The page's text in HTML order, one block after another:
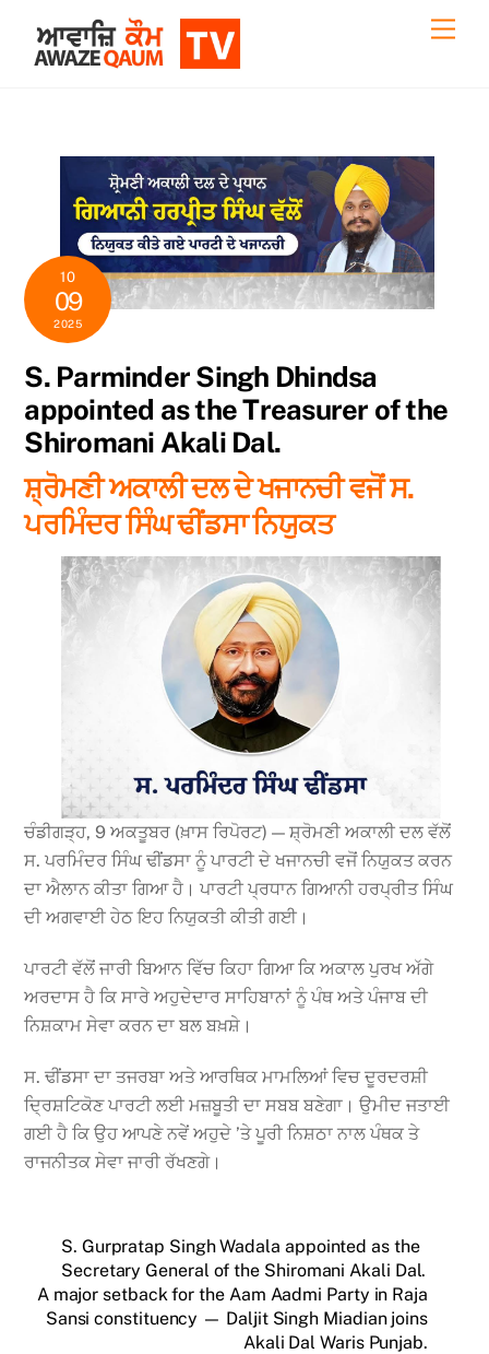
content
10
09
2025
S. Parminder Singh Dhindsa
appointed as the Treasurer of the
Shiromani Akali Dal.
ਸ਼੍ਰੋਮਣੀ ਅਕਾਲੀ ਦਲ ਦੇ ਖਜਾਨਚੀ ਵਜੋਂ ਸ.
ਪਰਮਿੰਦਰ ਸਿੰਘ ਢੀਂਡਸਾ ਨਿਯੁਕਤ
ਚੰਡੀਗੜ੍ਹ, 9 ਅਕਤੂਬਰ (ਖ਼ਾਸ ਰਿਪੋਰਟ) — ਸ਼੍ਰੋਮਣੀ ਅਕਾਲੀ ਦਲ ਵੱਲੋਂ
ਸ. ਪਰਮਿੰਦਰ ਸਿੰਘ ਢੀਂਡਸਾ ਨੂੰ ਪਾਰਟੀ ਦੇ ਖਜਾਨਚੀ ਵਜੋਂ ਨਿਯੁਕਤ ਕਰਨ
ਦਾ ਐਲਾਨ ਕੀਤਾ ਗਿਆ ਹੈ। ਪਾਰਟੀ ਪ੍ਰਧਾਨ ਗਿਆਨੀ ਹਰਪ੍ਰੀਤ ਸਿੰਘ
ਦੀ ਅਗਵਾਈ ਹੇਠ ਇਹ ਨਿਯੁਕਤੀ ਕੀਤੀ ਗਈ।
ਪਾਰਟੀ ਵੱਲੋਂ ਜਾਰੀ ਬਿਆਨ ਵਿੱਚ ਕਿਹਾ ਗਿਆ ਕਿ ਅਕਾਲ ਪੁਰਖ ਅੱਗੇ
ਅਰਦਾਸ ਹੈ ਕਿ ਸਾਰੇ ਅਹੁਦੇਦਾਰ ਸਾਹਿਬਾਨਾਂ ਨੂੰ ਪੰਥ ਅਤੇ ਪੰਜਾਬ ਦੀ
ਨਿਸ਼ਕਾਮ ਸੇਵਾ ਕਰਨ ਦਾ ਬਲ ਬਖ਼ਸ਼ੇ।
ਸ. ਢੀਂਡਸਾ ਦਾ ਤਜਰਬਾ ਅਤੇ ਆਰਥਿਕ ਮਾਮਲਿਆਂ ਵਿਚ ਦੂਰਦਰਸ਼ੀ
ਦ੍ਰਿਸ਼ਟਿਕੋਣ ਪਾਰਟੀ ਲਈ ਮਜ਼ਬੂਤੀ ਦਾ ਸਬਬ ਬਣੇਗਾ। ਉਮੀਦ ਜਤਾਈ
ਗਈ ਹੈ ਕਿ ਉਹ ਆਪਣੇ ਨਵੇਂ ਅਹੁਦੇ ’ਤੇ ਪੂਰੀ ਨਿਸ਼ਠਾ ਨਾਲ ਪੰਥਕ ਤੇ
ਰਾਜਨੀਤਕ ਸੇਵਾ ਜਾਰੀ ਰੱਖਣਗੇ।
S. Gurpratap Singh Wadala appointed as the
Secretary General of the Shiromani Akali Dal.
A major setback for the Aam Aadmi Party in Raja
Sansi constituency — Daljit Singh Miadian joins
Akali Dal Waris Punjab.